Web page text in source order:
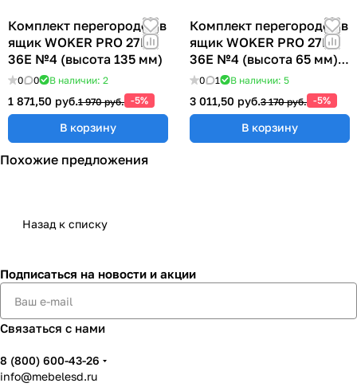
Комплект перегородок в
ящик WOKER PRO 27E х
36E №4 (высота 135 мм)
0 0 В наличии: 2
1 871,50 руб.1 970 руб. -5%
В корзину
Комплект перегородок в
ящик WOKER PRO 27E х
36E №4 (высота 65 мм)
ER-00040074
0 1 В наличии: 5
3 011,50 руб.3 170 руб. -5%
В корзину
Похожие предложения
Назад к списку
Подписаться на новости и акции
Связаться с нами
8 (800) 600-43-26
info@mebelesd.ru